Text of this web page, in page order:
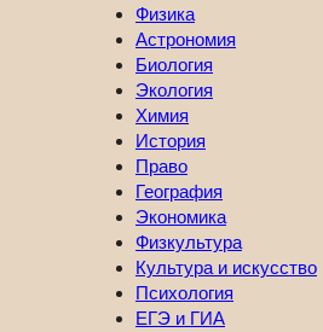
Физика
Астрономия
Биология
Экология
Химия
История
Право
География
Экономика
Физкультура
Культура и искусство
Психология
ЕГЭ и ГИА